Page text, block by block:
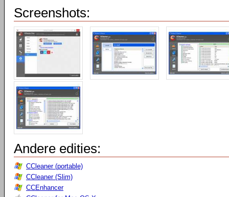
Screenshots:
Andere edities:
CCleaner (portable)
CCleaner (Slim)
CCEnhancer